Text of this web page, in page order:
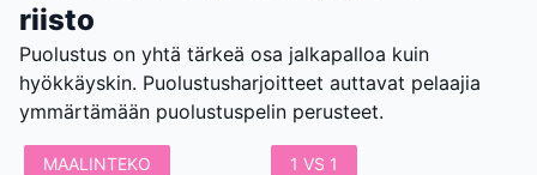
riisto
Puolustus on yhtä tärkeä osa jalkapalloa kuin
hyökkäyskin. Puolustusharjoitteet auttavat pelaajia
ymmärtämään puolustuspelin perusteet.
MAALINTEKO 1 VS 1